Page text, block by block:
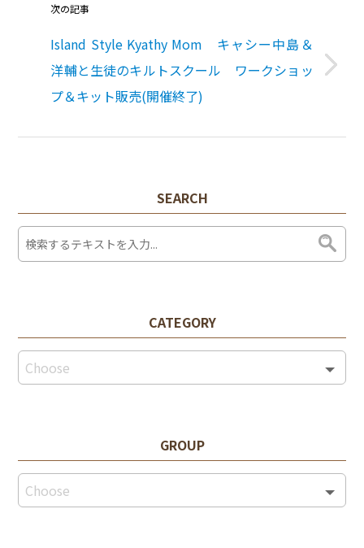
次の記事
Island Style Kyathy Mom キャシー中島＆
洋輔と生徒のキルトスクール ワークショッ
プ＆キット販売(開催終了)
SEARCH
CATEGORY
GROUP